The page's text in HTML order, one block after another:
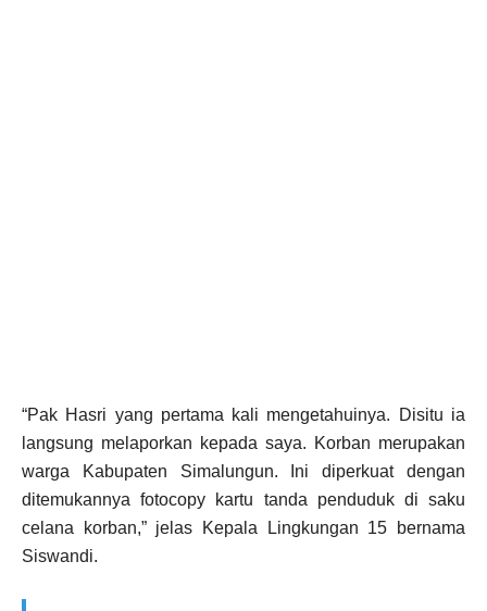
“Pak Hasri yang pertama kali mengetahuinya. Disitu ia
langsung melaporkan kepada saya. Korban merupakan
warga Kabupaten Simalungun. Ini diperkuat dengan
ditemukannya fotocopy kartu tanda penduduk di saku
celana korban,” jelas Kepala Lingkungan 15 bernama
Siswandi.